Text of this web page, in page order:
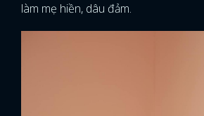
làm mẹ hiền, dâu đảm.